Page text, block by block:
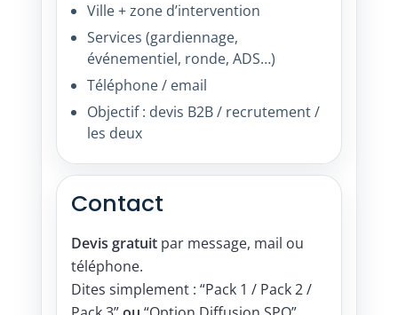
Ville + zone d’intervention
Services (gardiennage,
événementiel, ronde, ADS…)
Téléphone / email
Objectif : devis B2B / recrutement /
les deux
Contact
Devis gratuit par message, mail ou
téléphone.
Dites simplement : “Pack 1 / Pack 2 /